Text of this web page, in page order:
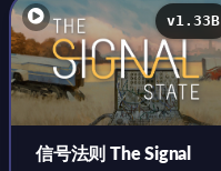
v1.33B
信号法则 The Signal